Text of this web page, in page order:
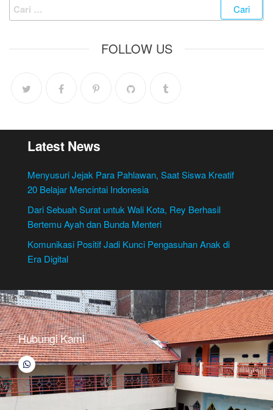
FOLLOW US
Latest News
Menyusuri Jejak Para Pahlawan, Saat Siswa Kreatif
20 Belajar Mencintai Indonesia
Dari Sebuah Surat untuk Wali Kota, Rey Berhasil
Bertemu Ayah dan Bunda Menteri
Komunikasi Positif Jadi Kunci Pengasuhan Anak di
Era Digital
Hubungi Kami